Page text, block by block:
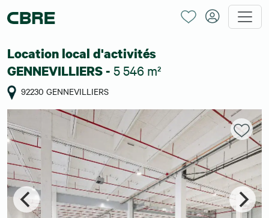
Location local d'activités
GENNEVILLIERS - 5 546 m²
92230 GENNEVILLIERS